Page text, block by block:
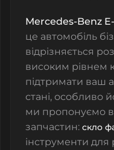
Mercedes-Benz E-
це автомобіль
відрізняється
високим рівнем
підтримати ваш
стані, особливо
ми пропонуємо
запчастин: скло
інструменти для